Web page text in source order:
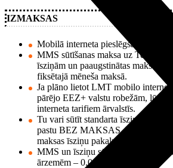
IZMAKSAS
Mobilā interneta pieslēgšana – bez
MMS sūtīšanas maksa uz Tele 2
īsziņām un paaugstinātas maksas
fiksētajā mēneša maksā.
Ja plāno lietot LMT mobilo
pārējo EEZ+ valstu robežām,
interneta tarifiem ārvalstīs.
Tu vari sūtīt standarta īsziņas un
pastu BEZ MAKSAS, kā arī
maksas īsziņu pakalpojumus.
MMS un īsziņu sūtīšana uz Tele2
ārzemēm – 0.06 €/gab.